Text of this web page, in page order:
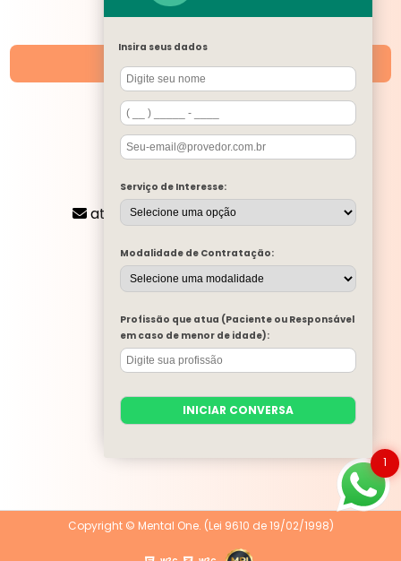
Unidades
SIGA-NOS
(11) 2424-8197
atendimento@mentalone.com.br
MENU
A MENTAL ONE
SERVIÇOS
BLOG
MENTAL ONE NA MÍDIA
TRABALHE CONOSCO
PARA EMPRESAS
CONTATO
CATEGORIAS
Copyright © Mental One. (Lei 9610 de 19/02/1998)
1
Insira seus dados
Serviço de Interesse:
Modalidade de Contratação:
Profissão que atua (Paciente ou Responsável
em caso de menor de idade):
INICIAR CONVERSA